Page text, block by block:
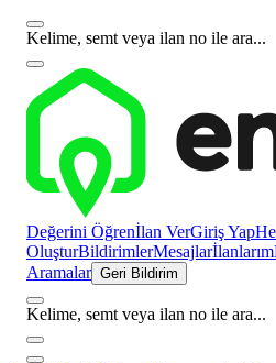
Kelime, semt veya ilan no ile ara...
Değerini Öğrenİlan VerGiriş Yap
OluşturBildirimlerMesajlarİlanlarım
Aramalar Geri Bildirim
Kelime, semt veya ilan no ile ara...